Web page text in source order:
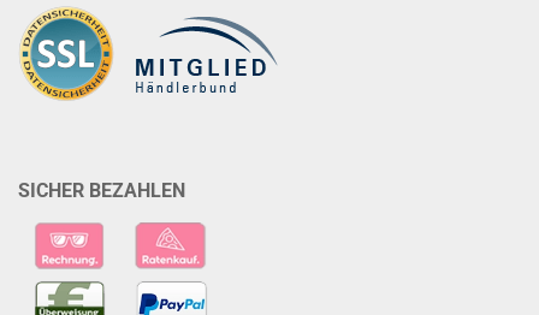
SICHER BEZAHLEN